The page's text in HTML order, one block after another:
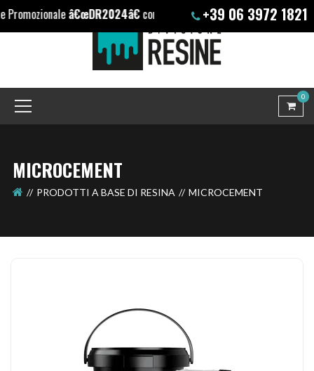
â€œDR2024â€con sconto extra (+10%) solo su nostri
+39 06 3972 1821
0
MICROCEMENT
PRODOTTI A BASE DI RESINA MICROCEMENT